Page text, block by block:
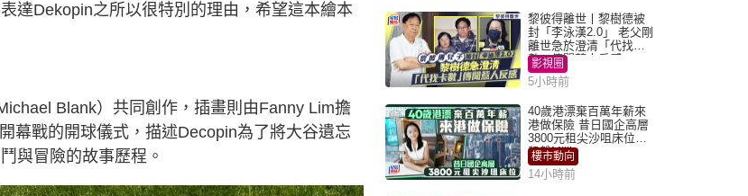
達Dekopin之所以很特別的理由，希望這本繪本
Blank）共同創作，插畫則由Fanny Lim擔
幕戰的開球儀式，描述Decopin為了將大谷遺忘
與冒險的故事歷程。
黎彼得離世丨黎樹德被
封「李泳漢2.0」 老父剛
離世急於澄清「代找卡
數」傳聞惹人反感
影視圈
5小時前
40歲港漂棄百萬年薪來
港做保險 昔日國企高層
3800元租尖沙咀床位｜
租盤Million
樓市動向
14小時前